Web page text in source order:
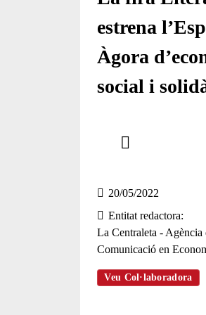
estrena
Àgora
social i
20/05/2022
Entitat redactora
La Centraleta - Agència
Comunicació en
Veu Col·laboradora